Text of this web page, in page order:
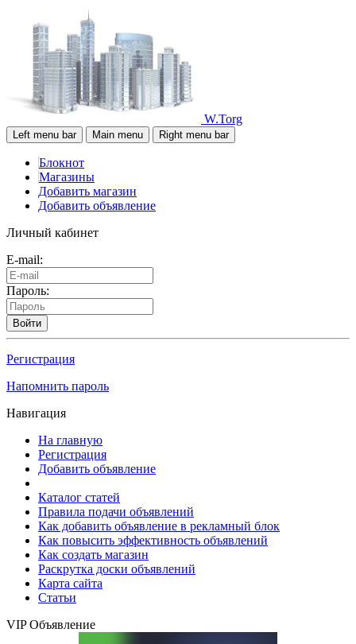
W.Torg
Left menu bar Main menu Right menu bar
Блокнот
Магазины
Добавить магазин
Добавить объявление
Личный кабинет
E-mail:
Пароль:
Войти
Регистрация
Напомнить пароль
Навигация
На главную
Регистрация
Добавить объявление
Каталог статей
Правила подачи объявлений
Как добавить объявление в рекламный блок
Как повысить эффективность объявлений
Как создать магазин
Раскрутка доски объявлений
Карта сайта
Статьи
VIP Объявление